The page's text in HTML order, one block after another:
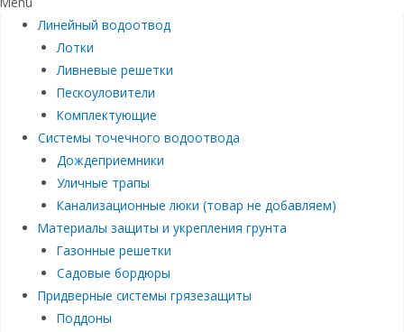
Линейный водоотвод
Лотки
Ливневые решетки
Пескоуловители
Комплектующие
Системы точечного водоотвода
Дождеприемники
Уличные трапы
Канализационные люки (товар не добавляем)
Материалы защиты и укрепления грунта
Газонные решетки
Садовые бордюры
Придверные системы грязезащиты
Поддоны